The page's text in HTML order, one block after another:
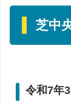
芝中
令和7年